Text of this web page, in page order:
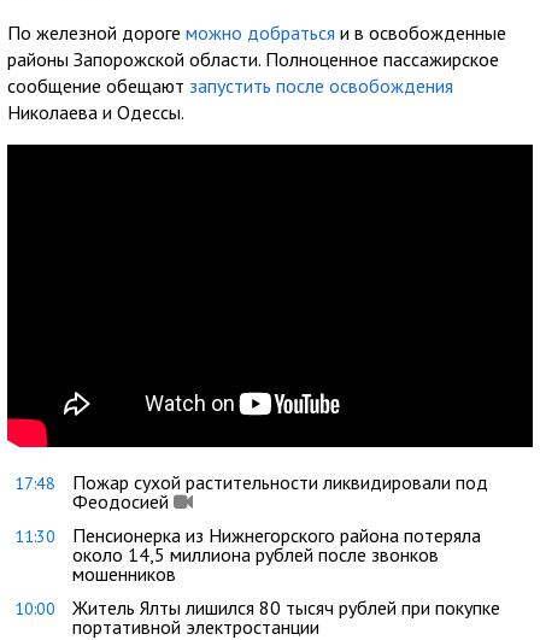
По железной дороге можно добраться и в освобожденные
районы Запорожской области. Полноценное пассажирское
сообщение обещают запустить после освобождения
Николаева и Одессы.
17:48
Пожар сухой растительности ликвидировали под
Феодосией
11:30
Пенсионерка из Нижнегорского района потеряла
около 14,5 миллиона рублей после звонков
мошенников
10:00
Житель Ялты лишился 80 тысяч рублей при покупке
портативной электростанции